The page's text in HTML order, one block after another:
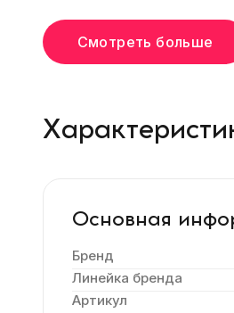
Смотреть больше
Основная
Бренд
Линейка бренда
Артикул